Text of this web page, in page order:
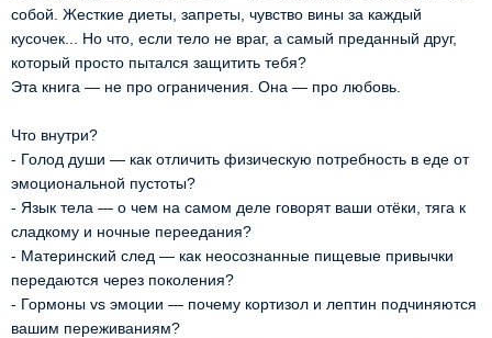
собой. Жесткие диеты, запреты, чувство вины за каждый
кусочек... Но что, если тело не враг, а самый преданный друг,
который просто пытался защитить тебя?
Эта книга — не про ограничения. Она — про любовь.
Что внутри?
- Голод души — как отличить физическую потребность в еде от
эмоциональной пустоты?
- Язык тела — о чем на самом деле говорят ваши отёки, тяга к
сладкому и ночные переедания?
- Материнский след — как неосознанные пищевые привычки
передаются через поколения?
- Гормоны vs эмоции — почему кортизол и лептин подчиняются
вашим переживаниям?